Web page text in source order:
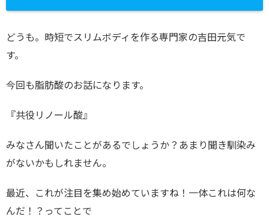
どうも。時短でスリムボディを作る専門家の吉田元気で
す。
今回も脂肪酸のお話になります。
『共役リノール酸』
みなさん聞いたことがあるでしょうか？あまり聞き馴染み
がないかもしれません。
最近、これが注目を集め始めていますね！一体これは何な
んだ！？ってことで